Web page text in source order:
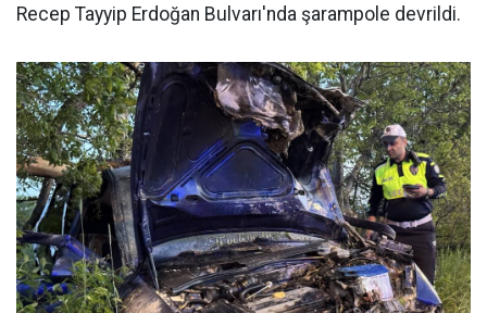
Recep Tayyip Erdoğan Bulvarı'nda şarampole devrildi.